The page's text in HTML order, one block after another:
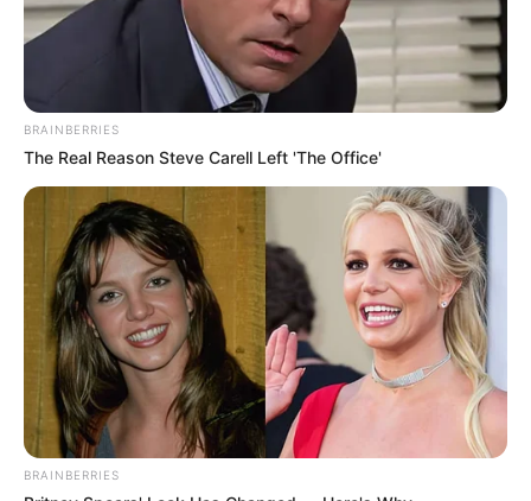
(foto: anneadzkia)
Setiap kali ada kesempatan, keduanya selalu menghabiskan waktu
bersama. Sang putri terlihat menyukainya. Lama-lama, benih-
benih perasaan pun muncul antara keduanya. Ia pun mencoba
untuk melamar sang putri.
Walau statusnya adalah seorang batur,
ia tetap memberanikan diri.
Adipati Kutaliman kaget dan marah karena putrinya dilamar oleh
pembantu yang dianggap beda kasta.
Menurut kultur istana,baturmemang tidak sederajat dengan
raden.
Karena merasa ternodai, Adipati Kutaliman menghukum Suta.
Pengawal diminta untuk menjebloskan Suta ke penjara di bawah
tanah. Keadaan Suta di penjara memprihatinkan dan tidak
BRAINBERRIES
The Real Reason Steve Carell Left 'The Office'
BRAINBERRIES